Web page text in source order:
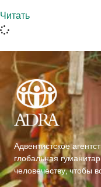
Читать
Адвентистское
глобальная
человечеству, чтобы